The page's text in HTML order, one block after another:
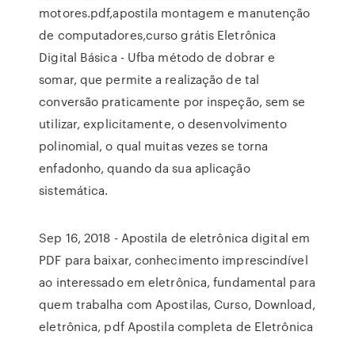
motores.pdf,apostila montagem e manutenção
de computadores,curso grátis Eletrônica
Digital Básica - Ufba método de dobrar e
somar, que permite a realização de tal
conversão praticamente por inspeção, sem se
utilizar, explicitamente, o desenvolvimento
polinomial, o qual muitas vezes se torna
enfadonho, quando da sua aplicação
sistemática.
Sep 16, 2018 - Apostila de eletrônica digital em
PDF para baixar, conhecimento imprescindível
ao interessado em eletrônica, fundamental para
quem trabalha com Apostilas, Curso, Download,
eletrônica, pdf Apostila completa de Eletrônica